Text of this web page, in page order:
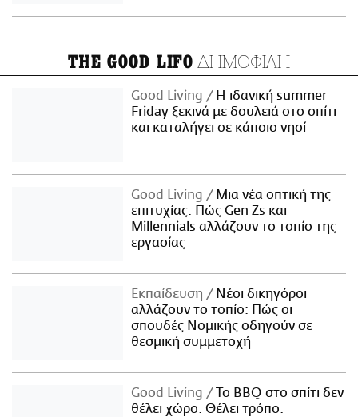
THE GOOD LIFO ΔΗΜΟΦΙΛΗ
Good Living
Η ιδανική summer
Friday ξεκινά με δουλειά στο σπίτι
και καταλήγει σε κάποιο νησί
Good Living
Μια νέα οπτική της
επιτυχίας: Πώς Gen Zs και
Millennials αλλάζουν το τοπίο της
εργασίας
Εκπαίδευση
Νέοι δικηγόροι
αλλάζουν το τοπίο: Πώς οι
σπουδές Νομικής οδηγούν σε
θεσμική συμμετοχή
Good Living
Το BBQ στο σπίτι δεν
θέλει χώρο. Θέλει τρόπο.